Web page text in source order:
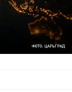
ФОТО: ЦАРЬГРАД